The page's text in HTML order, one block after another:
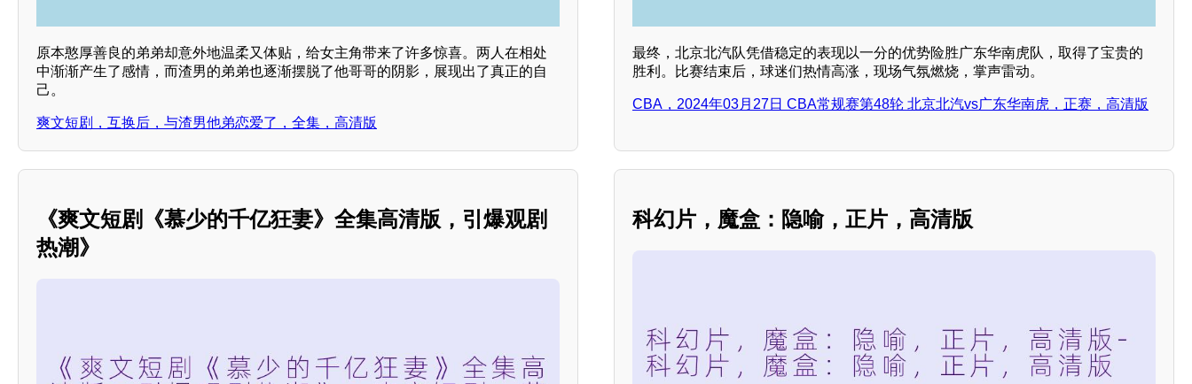
原本憨厚善良的弟弟却意外地温柔又体贴，给女主角带来了许多惊喜。两人在相处
中渐渐产生了感情，而渣男的弟弟也逐渐摆脱了他哥哥的阴影，展现出了真正的自
己。
爽文短剧，互换后，与渣男他弟恋爱了，全集，高清版
最终，北京北汽队凭借稳定的表现以一分的优势险胜广东华南虎队，取得了宝贵的
胜利。比赛结束后，球迷们热情高涨，现场气氛燃烧，掌声雷动。
CBA，2024年03月27日 CBA常规赛第48轮 北京北汽vs广东华南虎，正赛，高清版
《爽文短剧《慕少的千亿狂妻》全集高清版，引爆观剧
热潮》
科幻片，魔盒：隐喻，正片，高清版